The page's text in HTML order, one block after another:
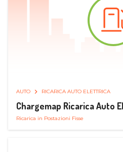
AUTO RICARICA AUTO ELETTRICA
Chargemap Ricarica Auto
Ricarica in Postazioni Fisse